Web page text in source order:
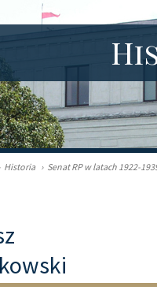
Historia › Senat RP w latach 1922-